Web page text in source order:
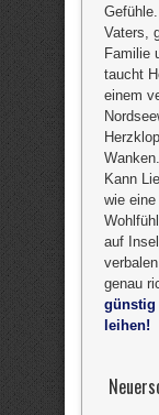
Vaters,
Familie
taucht
einem
Kann
wie
auf
genau
günstig
leihen!